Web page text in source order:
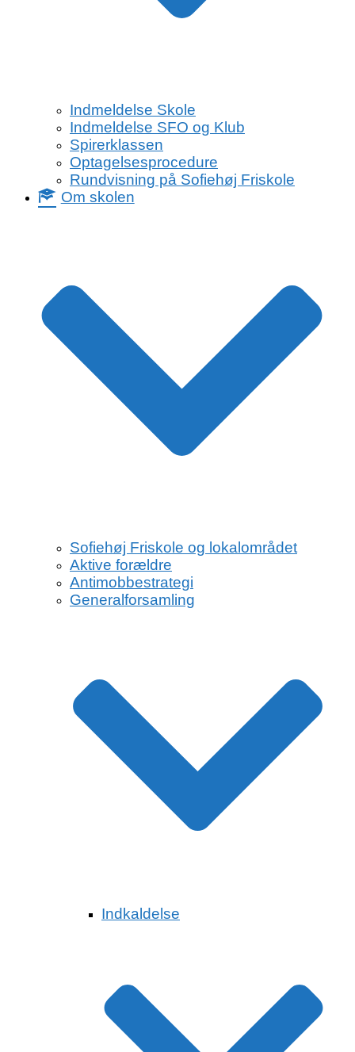
Indmeldelse Skole
Indmeldelse SFO og Klub
Spirerklassen
Optagelsesprocedure
Rundvisning på Sofiehøj Friskole
Om skolen
Sofiehøj Friskole og lokalområdet
Aktive forældre
Antimobbestrategi
Generalforsamling
Indkaldelse